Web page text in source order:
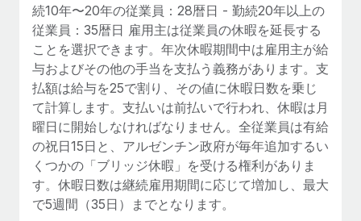
業務に最適な人材を採用し、管理し、給与を支給できるようにす
ることです。この数週間で、新しい統合、機能、改良点をリリー
スしました。...
詳細を見る
給与詐欺：種類、事例、ビジネスを守る方法
給与, 賃金は詐欺の特に魅力的な標的です。多額の資金がシステ
ム間で頻繁に移動しているためです。このため、自社のビジネス
を保護することは極めて重要です。...
続10年〜20年の従業員：28暦日 - 勤続20年以上の
従業員：35暦日 雇用主は従業員の休暇を延長する
ことを選択できます。年次休暇期間中は雇用主が給
与およびその他の手当を支払う義務があります。支
払額は給与を25で割り、その値に休暇日数を乗じ
て計算します。支払いは前払いで行われ、休暇は月
曜日に開始しなければなりません。全従業員は有給
の祝日15日と、アルゼンチン政府が毎年追加するい
くつかの「ブリッジ休暇」を受ける権利がありま
す。休暇日数は継続雇用期間に応じて増加し、最大
で5週間（35日）までとなります。